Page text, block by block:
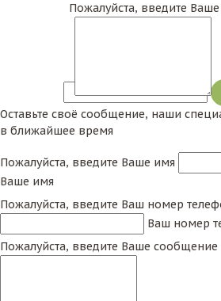
Пожалуйста, введите
Оставьте своё сообщение, наши
в ближайшее время
Пожалуйста, введите Ваше имя
Ваше имя
Пожалуйста, введите Ваш номер
Ваш номер
Пожалуйста, введите Ваше сообщение